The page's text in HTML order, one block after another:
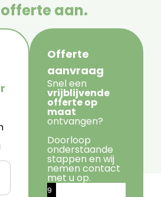
aan.
Offerte
aanvraag
Snel een
vrijblijvende
offerte op
maat
ontvangen?
Doorloop
onderstaande
stappen en wij
nemen contact
met u op.
9